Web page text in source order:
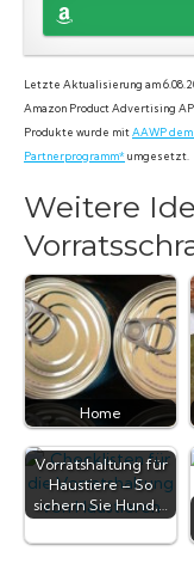
Letzte Aktualisierung am
Amazon Product Advertising
Produkte wurde mitAAWP
Partnerprogramm*umgesetzt.
Weitere
Home
Vorratshaltung für
Haustiere – So
sichern Sie Hund,…